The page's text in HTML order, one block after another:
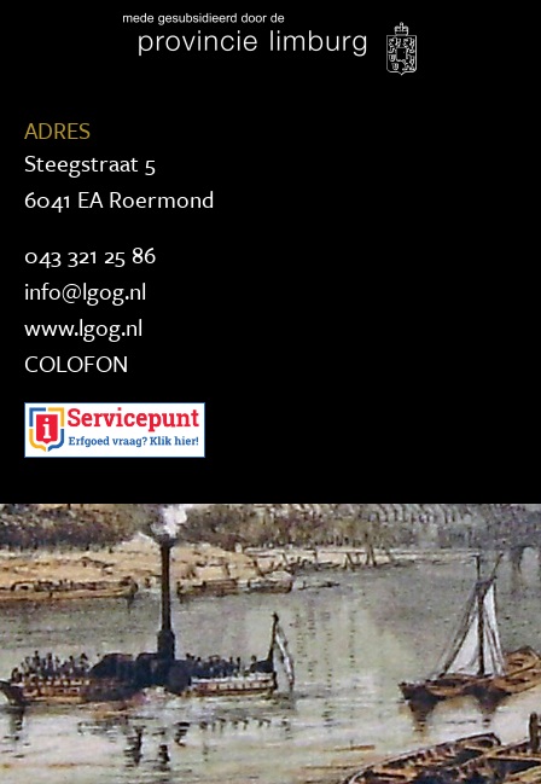
ADRES
Steegstraat 5
6041 EA Roermond
043 321 25 86
info@lgog.nl
www.lgog.nl
COLOFON